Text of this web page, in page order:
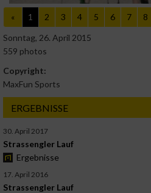
« 1 2 3 4 5 6 7 8
Sonntag, 26. April 2015
559 photos
Copyright:
MaxFun Sports
ERGEBNISSE
30. April 2017
Strassengler Lauf
Ergebnisse
17. April 2016
Strassengler Lauf